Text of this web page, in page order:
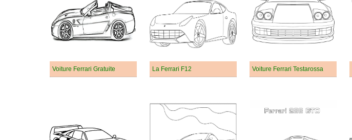
Voiture Ferrari Gratuite La Ferrari F12 Voiture Ferrari Testarossa